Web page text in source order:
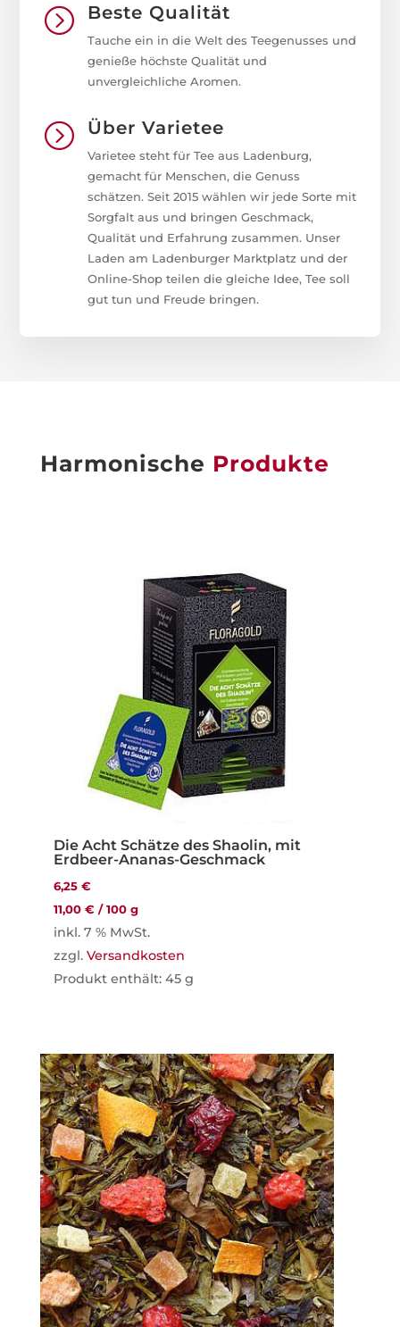
= Beste Qualität
Tauche ein in die Welt des Teegenusses und
genieße höchste Qualität und
unvergleichliche Aromen.
= Über Varietee
Varietee steht für Tee aus Ladenburg,
gemacht für Menschen, die Genuss
schätzen. Seit 2015 wählen wir jede Sorte mit
Sorgfalt aus und bringen Geschmack,
Qualität und Erfahrung zusammen. Unser
Laden am Ladenburger Marktplatz und der
Online-Shop teilen die gleiche Idee, Tee soll
gut tun und Freude bringen.
Harmonische Produkte
Die Acht Schätze des Shaolin, mit
Erdbeer-Ananas-Geschmack
6,25 €
11,00 €/100 g
inkl. 7 % MwSt.
zzgl. Versandkosten
Produkt enthält: 45 g